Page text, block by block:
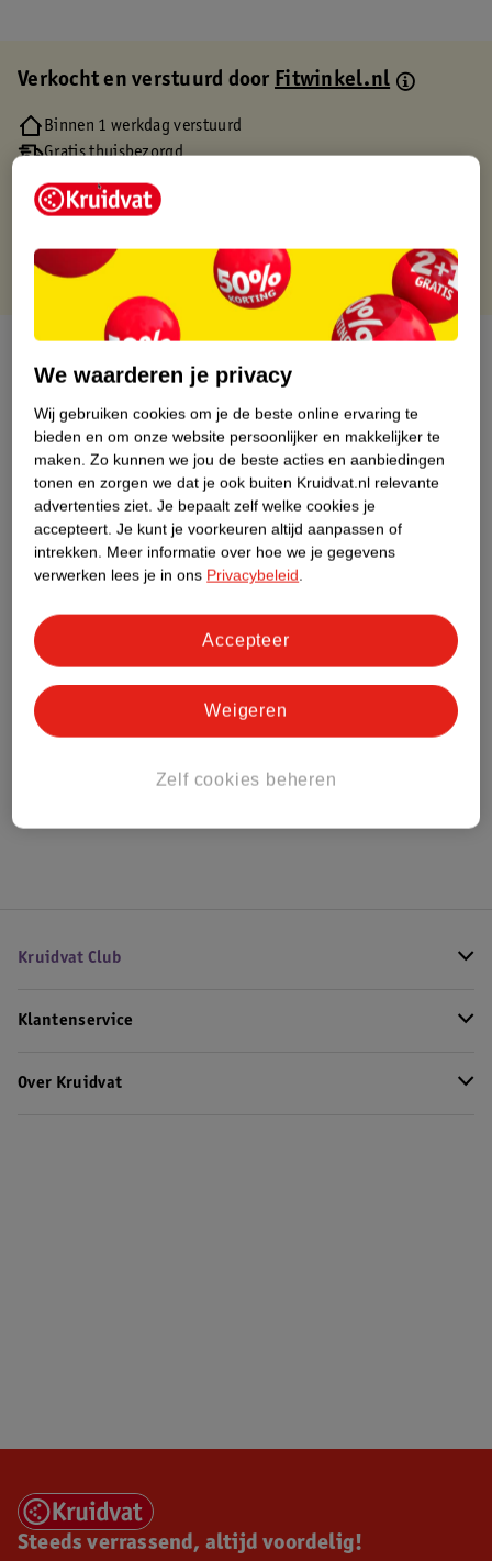
Verkocht en verstuurd doorFitwinkel.nl
Binnen 1 werkdag verstuurd
Gratis thuisbezorgd
Gratis retourneren via verkooppartner.
Gratis punten met je Kruidvat kaart
Over dit product
Nature Impact Score
Dit product heeft (nog) geen Nature
Impact Score.
Meer informatie
Bestel & Bezorginformatie
Bekijk ook
Kruidvat Club
Klantenservice
Over Kruidvat
Steeds verrassend, altijd voordelig!
We waarderen je privacy
Wij gebruiken cookies om je de beste online ervaring te
bieden en om onze website persoonlijker en makkelijker te
maken. Zo kunnen we jou de beste acties en aanbiedingen
tonen en zorgen we dat je ook buiten Kruidvat.nl relevante
advertenties ziet. Je bepaalt zelf welke cookies je
accepteert. Je kunt je voorkeuren altijd aanpassen of
intrekken. Meer informatie over hoe we je gegevens
verwerken lees je in ons Privacybeleid.
Zelf cookies beheren
Weigeren
Accepteer